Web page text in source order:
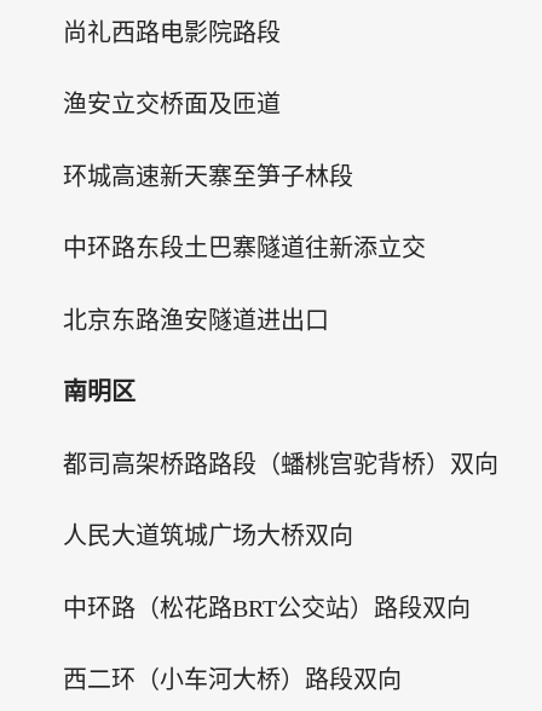
尚礼西路电影院路段
渔安立交桥面及匝道
环城高速新天寨至笋子林段
中环路东段土巴寨隧道往新添立交
北京东路渔安隧道进出口
南明区
都司高架桥路路段（蟠桃宫驼背桥）双向
人民大道筑城广场大桥双向
中环路（松花路BRT公交站）路段双向
西二环（小车河大桥）路段双向